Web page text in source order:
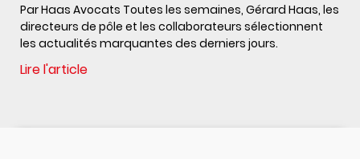
Par Haas Avocats Toutes les semaines, Gérard Haas, les
directeurs de pôle et les collaborateurs sélectionnent
les actualités marquantes des derniers jours.
Lire l'article